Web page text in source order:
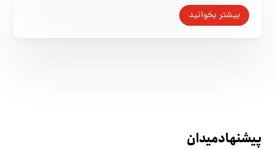
بیشتر بخوانید
پیشنهاد میدان